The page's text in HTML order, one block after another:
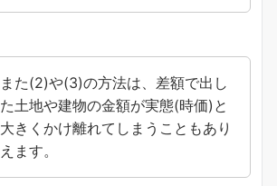
また(2)や(3)の方法は、差額で出し
た土地や建物の金額が実態(時価)と
大きくかけ離れてしまうこともあり
えます。